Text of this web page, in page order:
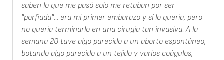
saben lo que me pasó solo me retaban por ser
"porfiada"... era mi primer embarazo y sí lo quería, pero
no quería terminarlo en una cirugía tan invasiva. A la
semana 20 tuve algo parecido a un aborto espontáneo,
botando algo parecido a un tejido y varios coágulos,